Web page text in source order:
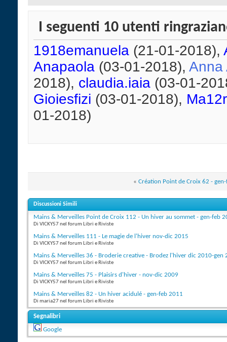
I seguenti 10 utenti
1918emanuela (21-01-2018),
Anapaola (03-01-2018), Anna
2018), claudia.iaia (03-01-
Gioiesfizi (03-01-2018),
01-2018)
« Création Point de Croix 62 -
Discussioni Simili
Mains & Merveilles Point de Croix 112 - Un hiver au sommet - gen-feb
Di VICKY57 nel forum Libri e Riviste
Mains & Merveilles 111 - Le magie de l'hiver nov-dic 2015
Di VICKY57 nel forum Libri e Riviste
Mains & Merveilles 36 - Broderie creative - Brodez l'hiver dic 2010-gen
Di VICKY57 nel forum Libri e Riviste
Mains & Merveilles 75 - Plaisirs d'hiver - nov-dic 2009
Di VICKY57 nel forum Libri e Riviste
Mains & Merveilles 82 - Un hiver acidulé - gen-feb 2011
Di maria27 nel forum Libri e Riviste
Segnalibri
Google